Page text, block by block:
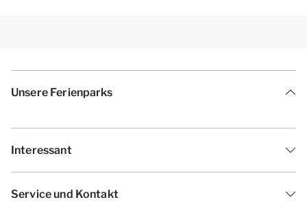
Unsere Ferienparks
Interessant
Service und Kontakt